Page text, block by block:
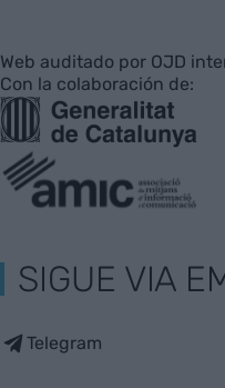
Web auditado por OJD
Con la colaboración de:
SIGUE VIA
Telegram